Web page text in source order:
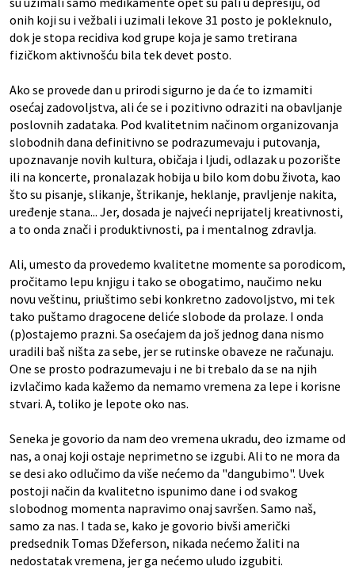
onih koji su i vežbali i uzimali lekove 31 posto je pokleknulo,
dok je stopa recidiva kod grupe koja je samo tretirana
fizičkom aktivnošću bila tek devet posto.
Ako se provede dan u prirodi sigurno je da će to izmamiti
osećaj zadovoljstva, ali će se i pozitivno odraziti na obavljanje
poslovnih zadataka. Pod kvalitetnim načinom organizovanja
slobodnih dana definitivno se podrazumevaju i putovanja,
upoznavanje novih kultura, običaja i ljudi, odlazak u pozorište
ili na koncerte, pronalazak hobija u bilo kom dobu života, kao
što su pisanje, slikanje, štrikanje, heklanje, pravljenje nakita,
uređenje stana... Jer, dosada je najveći neprijatelj kreativnosti,
a to onda znači i produktivnosti, pa i mentalnog zdravlja.
Ali, umesto da provedemo kvalitetne momente sa porodicom,
pročitamo lepu knjigu i tako se obogatimo, naučimo neku
novu veštinu, priuštimo sebi konkretno zadovoljstvo, mi tek
tako puštamo dragocene deliće slobode da prolaze. I onda
(p)ostajemo prazni. Sa osećajem da još jednog dana nismo
uradili baš ništa za sebe, jer se rutinske obaveze ne računaju.
One se prosto podrazumevaju i ne bi trebalo da se na njih
izvlačimo kada kažemo da nemamo vremena za lepe i korisne
stvari. A, toliko je lepote oko nas.
Seneka je govorio da nam deo vremena ukradu, deo izmame od
nas, a onaj koji ostaje neprimetno se izgubi. Ali to ne mora da
se desi ako odlučimo da više nećemo da "dangubimo". Uvek
postoji način da kvalitetno ispunimo dane i od svakog
slobodnog momenta napravimo onaj savršen. Samo naš,
samo za nas. I tada se, kako je govorio bivši američki
predsednik Tomas Džeferson, nikada nećemo žaliti na
nedostatak vremena, jer ga nećemo uludo izgubiti.